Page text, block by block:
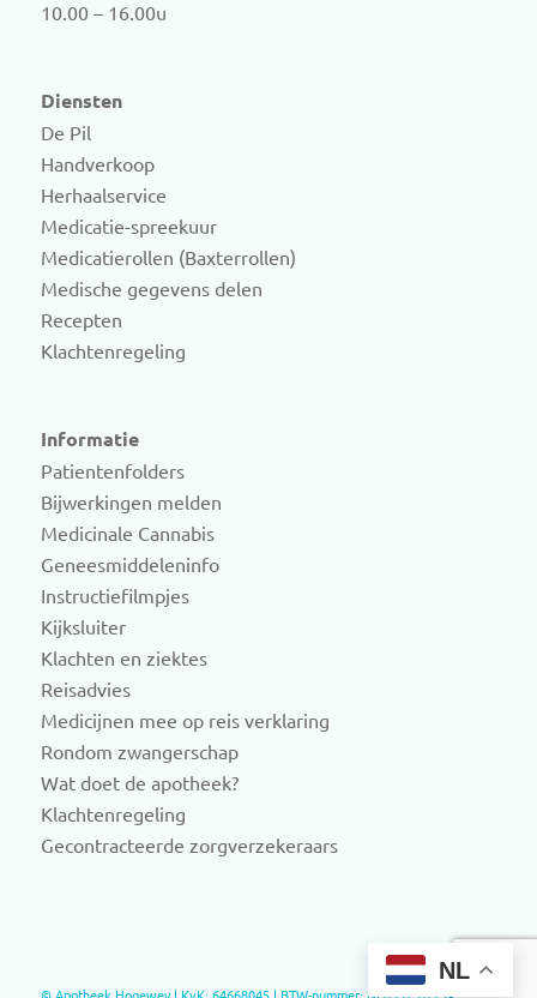
10.00 – 16.00u
Diensten
De Pil
Handverkoop
Herhaalservice
Medicatie-spreekuur
Medicatierollen (Baxterrollen)
Medische gegevens delen
Recepten
Klachtenregeling
Informatie
Patientenfolders
Bijwerkingen melden
Medicinale Cannabis
Geneesmiddeleninfo
Instructiefilmpjes
Kijksluiter
Klachten en ziektes
Reisadvies
Medicijnen mee op reis verklaring
Rondom zwangerschap
Wat doet de apotheek?
Klachtenregeling
Gecontracteerde zorgverzekeraars
NL